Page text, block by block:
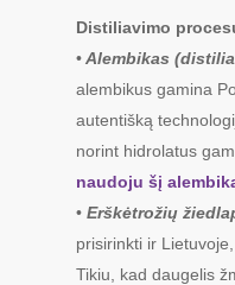
Distiliavimo
•Alembikas
alembikus gamina
autentišką
norint hidrolatus
naudoju šį
• Erškėtrožių
prisirinkti ir
Tikiu, kad daugelis